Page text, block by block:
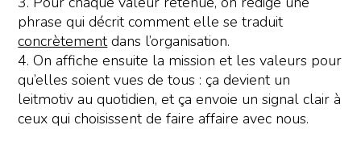
phrase qui décrit comment elle se traduit
concrètementdans l’organisation.
4. On affiche ensuite la mission et les valeurs pour
qu’elles soient vues de tous : ça devient un
leitmotiv au quotidien, et ça envoie un signal clair à
ceux qui choisissent de faire affaire avec nous.